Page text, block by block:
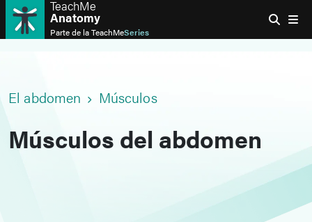
TeachMe
Anatomy
Parte de laTeachMeSeries
El abdomen Músculos
Músculos del abdomen